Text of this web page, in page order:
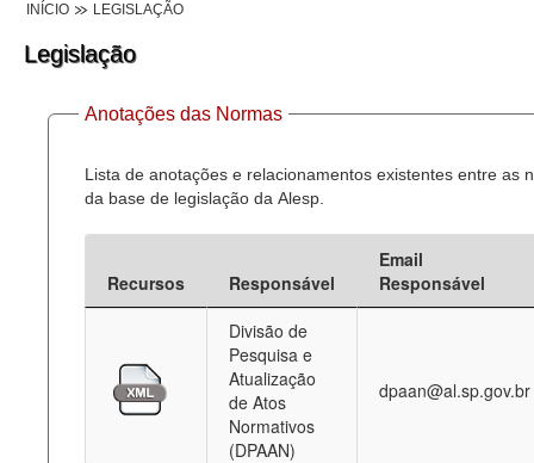
Dados Abertos Alesp
Lei de Acesso à Informação
Dados Governamentais Abertos
Planejamento
Deputados Estaduais
Legislação
INÍCIO LEGISLAÇÃO
Legislação
Anotações das Normas
Lista de anotações e relacionamentos existentes entre as
da base de legislação da Alesp.
Recursos Responsável
Email
Responsável
Divisão de
Pesquisa e
Atualização
de Atos
Normativos
(DPAAN)
dpaan@al.sp.gov.br